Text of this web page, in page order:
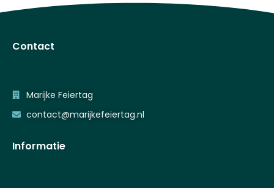
Contact
Marijke Feiertag
contact@marijkefeiertag.nl
Informatie